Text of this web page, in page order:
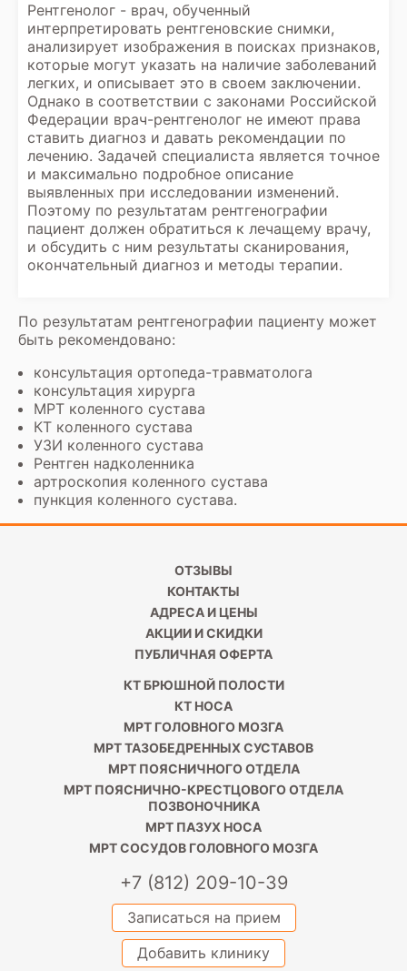
Рентгенолог - врач, обученный
интерпретировать рентгеновские снимки,
анализирует изображения в поисках признаков,
которые могут указать на наличие заболеваний
легких, и описывает это в своем заключении.
Однако в соответствии с законами Российской
Федерации врач-рентгенолог не имеют права
ставить диагноз и давать рекомендации по
лечению. Задачей специалиста является точное
и максимально подробное описание
выявленных при исследовании изменений.
Поэтому по результатам рентгенографии
пациент должен обратиться к лечащему врачу,
и обсудить с ним результаты сканирования,
окончательный диагноз и методы терапии.
По результатам рентгенографии пациенту может
быть рекомендовано:
консультация ортопеда-травматолога
консультация хирурга
МРТ коленного сустава
КТ коленного сустава
УЗИ коленного сустава
Рентген надколенника
артроскопия коленного сустава
пункция коленного сустава.
ОТЗЫВЫ
КОНТАКТЫ
АДРЕСА И ЦЕНЫ
АКЦИИ И СКИДКИ
ПУБЛИЧНАЯ ОФЕРТА
КТ БРЮШНОЙ ПОЛОСТИ
КТ НОСА
МРТ ГОЛОВНОГО МОЗГА
МРТ ТАЗОБЕДРЕННЫХ СУСТАВОВ
МРТ ПОЯСНИЧНОГО ОТДЕЛА
МРТ ПОЯСНИЧНО-КРЕСТЦОВОГО ОТДЕЛА
ПОЗВОНОЧНИКА
МРТ ПАЗУХ НОСА
МРТ СОСУДОВ ГОЛОВНОГО МОЗГА
+7 (812) 209-10-39
Записаться на прием
Добавить клинику